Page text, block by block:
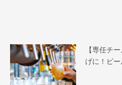
【専任チ
げに！ビ